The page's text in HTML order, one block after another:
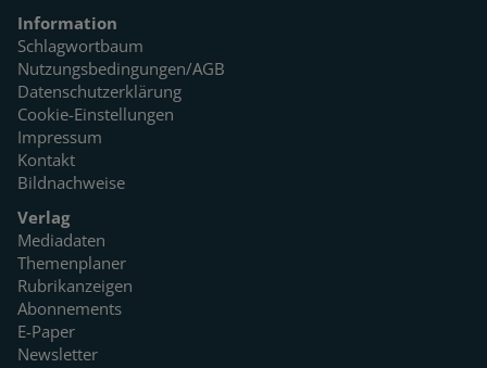
Information
Schlagwortbaum
Nutzungsbedingungen/AGB
Datenschutzerklärung
Cookie-Einstellungen
Impressum
Kontakt
Bildnachweise
Verlag
Mediadaten
Themenplaner
Rubrikanzeigen
Abonnements
E-Paper
Newsletter